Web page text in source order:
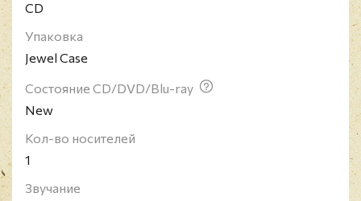
CD
Упаковка
Jewel Case
Состояние CD/DVD/Blu-ray
New
Кол-во носителей
1
Звучание